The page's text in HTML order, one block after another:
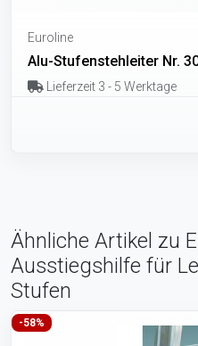
Euroline
Alu-Stufenstehleiter Nr.
Lieferzeit 3 - 5 Werktage
Ähnliche Artikel zu
Ausstiegshilfe für
Stufen
-58%